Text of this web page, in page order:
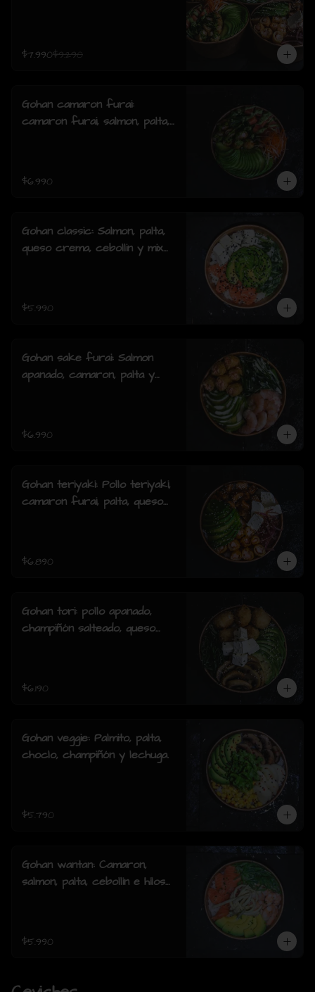
$7.990$9.290
Gohan camaron furai:
camaron furai, salmon, palta,
$6.990
Gohan classic: Salmon, palta,
queso crema, cebollin y mix
$5.990
Gohan sake furai: Salmon
apanado, camaron, palta y
$6.990
Gohan teriyaki: Pollo teriyaki,
camaron furai, palta, queso
$6.890
Gohan tori: pollo apanado,
champiñón salteado, queso
$6.190
Gohan veggie: Palmito, palta,
choclo, champiñón y lechuga.
$5.790
Gohan wantan: Camaron,
salmon, palta, cebollin e hilos
$5.990